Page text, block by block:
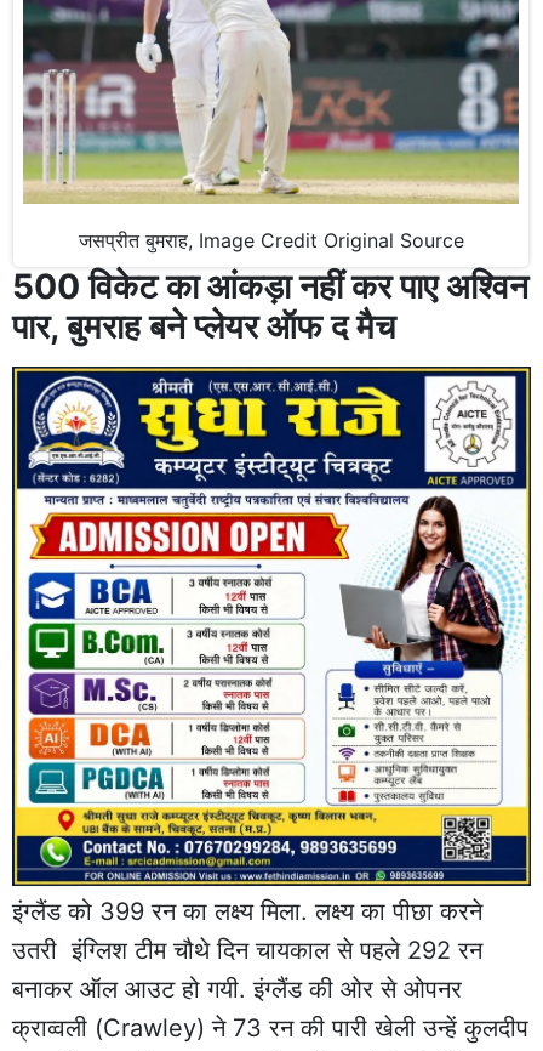
जसप्रीत बुमराह, Image Credit Original Source
500 विकेट का आंकड़ा नहीं कर पाए अश्विन
पार, बुमराह बने प्लेयर ऑफ द मैच
इंग्लैंड को 399 रन का लक्ष्य मिला. लक्ष्य का पीछा करने
उतरी इंग्लिश टीम चौथे दिन चायकाल से पहले 292 रन
बनाकर ऑल आउट हो गयी. इंग्लैंड की ओर से ओपनर
क्राव्वली (Crawley) ने 73 रन की पारी खेली उन्हें कुलदीप